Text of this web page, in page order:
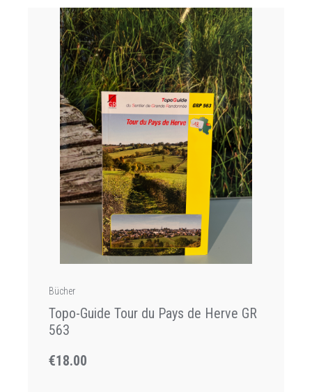
Bücher
Topo-Guide Tour du Pays de Herve GR
563
€18.00